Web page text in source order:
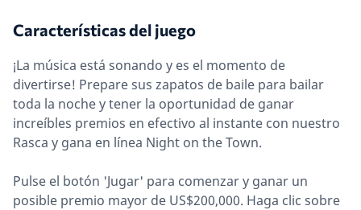
Características del juego
¡La música está sonando y es el momento de
divertirse! Prepare sus zapatos de baile para bailar
toda la noche y tener la oportunidad de ganar
increíbles premios en efectivo al instante con nuestro
Rasca y gana en línea Night on the Town.
Pulse el botón 'Jugar' para comenzar y ganar un
posible premio mayor de US$200,000. Haga clic sobre